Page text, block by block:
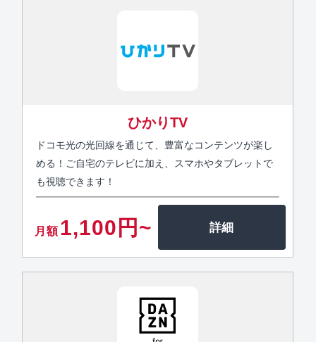
ひかりTV
ドコモ光の光回線を通じて、豊富なコンテンツが楽し
める！ご自宅のテレビに加え、スマホやタブレットで
も視聴できます！
月額1,100円~